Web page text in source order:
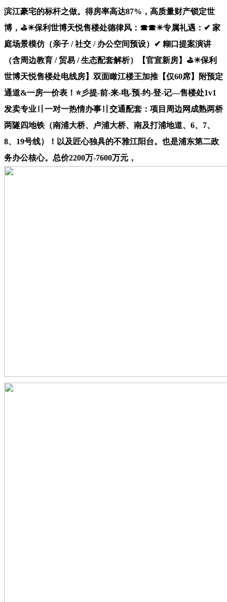
滨江豪宅的标杆之做。得房率高达87%，高质量财产锁定世
博，⛳☀︎保利世博天悦售楼处德律风：☎☎☀︎专属礼遇：✔ 家
庭场景模仿（亲子 / 社交 / 办公空间预设）✔ 糊口提案演讲
（含周边教育 / 贸易 / 生态配套解析）【官宣新房】⛳☀︎保利
世博天悦售楼处电线房】双面瞰江楼王加推【仅60席】附预定
通道&一房一价表！⭐彡提-前-来-电-预-约-登-记—售楼处1v1
发卖专业〢一对一热情办事〢交通配套：项目周边网成熟两桥
两隧四地铁（南浦大桥、卢浦大桥、南及打浦地道、6、7、
8、19号线）！以及匠心独具的不雅江阳台。也是浦东第二政
务办公核心。总价2200万-7600万元，